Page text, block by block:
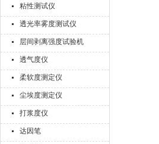
粘性测试仪
透光率雾度测试仪
层间剥离强度试验机
透气度仪
柔软度测定仪
尘埃度测定仪
打浆度仪
达因笔